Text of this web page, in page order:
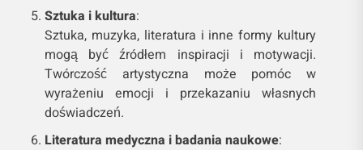
Sztuka i kultura:
Sztuka, muzyka, literatura i inne formy kultury
mogą być źródłem inspiracji i motywacji.
Twórczość artystyczna może pomóc w
wyrażeniu emocji i przekazaniu własnych
doświadczeń.
Literatura medyczna i badania naukowe: